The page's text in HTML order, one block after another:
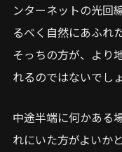
ンターネットの光回
るべく自然にあふれ
そっちの方が、より
れるのではないでし
中途半端に何かある
れにいた方がよいか